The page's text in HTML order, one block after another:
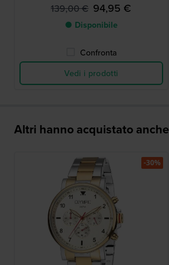
139,00 € 94,95 €
● Disponibile
Confronta
Vedi i prodotti
Altri hanno acquistato anche
-30%